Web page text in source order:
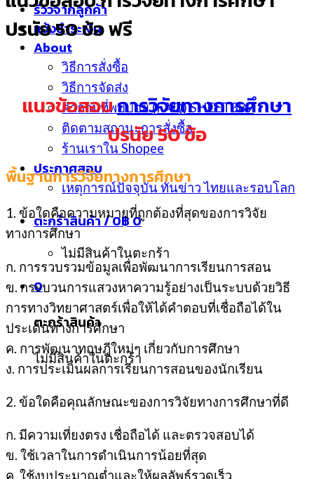
รีวิวจากลูกค้า
แจ้งชำระเงิน
About
วิธีการสั่งซื้อ
วิธีการจัดส่ง
คำถามที่พบบ่อย (FAQ) SHEET389
ติดตามสถานะการสั่งซื้อ
ร้านเราใน Shopee
ประกาศสอบ
เหตุการณ์ปัจจุบัน ทันข่าว ไทยและรอบโลก
ตะกร้าสินค้า /0฿0
ไม่มีสินค้าในตะกร้า
0
ตะกร้าสินค้า
ไม่มีสินค้าในตะกร้า
ปรนัย 50 ข้อ ฟรี
แนวข้อสอบการวิจัยทางการศึกษา
ปรนัย 50 ข้อ
พื้นฐานการวิจัยทางการศึกษา
1. ข้อใดคือความหมายที่ถูกต้องที่สุดของการวิจัย
ทางการศึกษา
ก. การรวบรวมข้อมูลเพื่อพัฒนาการเรียนการสอน
ข. กระบวนการแสวงหาความรู้อย่างเป็นระบบด้วยวิธี
การทางวิทยาศาสตร์เพื่อให้ได้คำตอบที่เชื่อถือได้ใน
ประเด็นทางการศึกษา
ค. การพัฒนาทฤษฎีใหม่ๆ เกี่ยวกับการศึกษา
ง. การประเมินผลการเรียนการสอนของนักเรียน
2. ข้อใดคือคุณลักษณะของการวิจัยทางการศึกษาที่ดี
ก. มีความเที่ยงตรง เชื่อถือได้ และตรวจสอบได้
ข. ใช้เวลาในการดำเนินการน้อยที่สุด
ค. ใช้งบประมาณต่ำและให้ผลลัพธ์รวดเร็ว